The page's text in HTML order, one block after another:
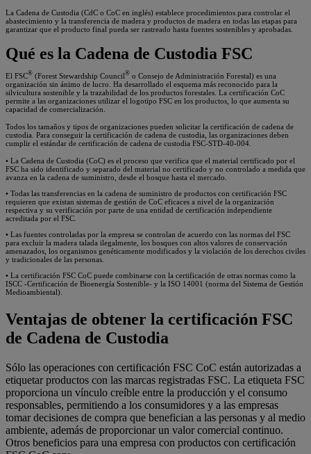
La Cadena de Custodia (CdC o CoC en inglés) establece procedimientos para controlar el
abastecimiento y la transferencia de madera y productos de madera en todas las etapas para
garantizar que el producto final pueda ser rastreado hasta fuentes sostenibles y aprobadas.
Qué es la Cadena de Custodia FSC
El FSC® (Forest Stewardship Council® o Consejo de Administración Forestal) es una
organización sin ánimo de lucro. Ha desarrollado el esquema más reconocido para la
silvicultura sostenible y la trazabilidad de los productos forestales. La certificación CoC
permite a las organizaciones utilizar el logotipo FSC en los productos, lo que aumenta su
capacidad de comercialización.
Todos los tamaños y tipos de organizaciones pueden solicitar la certificación de cadena de
custodia. Para conseguir la certificación de cadena de custodia, las organizaciones deben
cumplir el estándar de certificación de cadena de custodia FSC-STD-40-004.
• La Cadena de Custodia (CoC) es el proceso que verifica que el material certificado por el
FSC ha sido identificado y separado del material no certificado y no controlado a medida que
avanza en la cadena de suministro, desde el bosque hasta el mercado.
• Todas las transferencias en la cadena de suministro de productos con certificación FSC
requieren que existan sistemas de gestión de CoC eficaces a nivel de la organización
respectiva y su verificación por parte de una entidad de certificación independiente
acreditada por el FSC.
• Las fuentes controladas por la empresa se controlan de acuerdo con las normas del FSC
para excluir la madera talada ilegalmente, los bosques con altos valores de conservación
amenazados, los organismos genéticamente modificados y la violación de los derechos civiles
y tradicionales de las personas.
• La certificación FSC CoC puede combinarse con la certificación de otras normas como la
ISCC -Certificación de Bioenergía Sostenible- y la ISO 14001 (norma del Sistema de Gestión
Medioambiental).
Ventajas de obtener la certificación FSC
de Cadena de Custodia
Sólo las operaciones con certificación FSC CoC están autorizadas a
etiquetar productos con las marcas registradas FSC. La etiqueta FSC
proporciona un vínculo creíble entre la producción y el consumo
responsables, permitiendo a los consumidores y a las empresas
tomar decisiones de compra que benefician a las personas y al medio
ambiente, además de proporcionar un valor comercial continuo.
Otros beneficios para una empresa con productos con certificación